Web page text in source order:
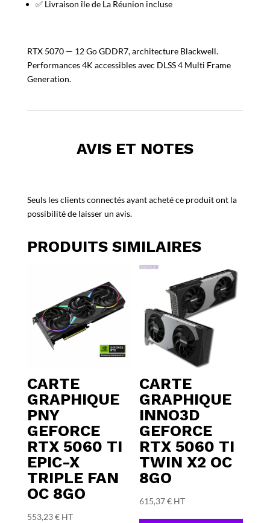
✅ Livraison île de La Réunion incluse
RTX 5070 — 12 Go GDDR7, architecture Blackwell.
Performances 4K accessibles avec DLSS 4 Multi Frame
Generation.
AVIS ET NOTES
Seuls les clients connectés ayant acheté ce produit ont la
possibilité de laisser un avis.
PRODUITS SIMILAIRES
CARTE
GRAPHIQUE
PNY
GEFORCE
RTX 5060 TI
EPIC-X
TRIPLE FAN
OC 8GO
553,23€ HT
CARTE
GRAPHIQUE
INNO3D
GEFORCE
RTX 5060 TI
TWIN X2 OC
8GO
615,37€ HT